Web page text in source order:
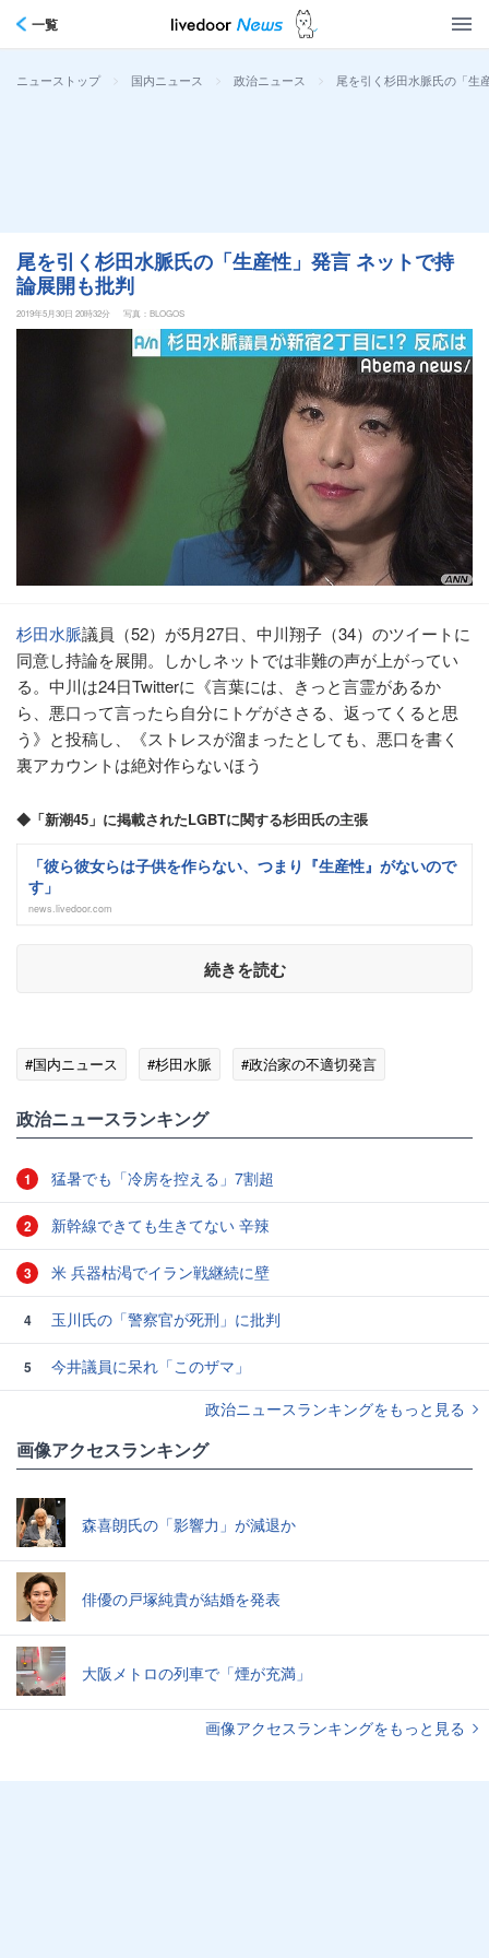
一覧
ニューストップ > 国内ニュース > 政治ニュース > 尾を引く杉田水脈氏の「生
尾を引く杉田水脈氏の「生産性」発言 ネットで持
論展開も批判
2019年5月30日 20時32分 写真：BLOGOS
杉田水脈議員（52）が5月27日、中川翔子（34）のツイートに
同意し持論を展開。しかしネットでは非難の声が上がってい
る。中川は24日Twitterに《言葉には、きっと言霊があるか
ら、悪口って言ったら自分にトゲがささる、返ってくると思
う》と投稿し、《ストレスが溜まったとしても、悪口を書く
裏アカウントは絶対作らないほう
◆「新潮45」に掲載されたLGBTに関する杉田氏の主張
「彼ら彼女らは子供を作らない、つまり『生産性』がないので
す」
news.livedoor.com
続きを読む
#国内ニュース #杉田水脈 #政治家の不適切発言
政治ニュースランキング
1 猛暑でも「冷房を控える」7割超
2 新幹線できても生きてない 辛辣
3 米 兵器枯渇でイラン戦継続に壁
4 玉川氏の「警察官が死刑」に批判
5
今井議員に呆れ「このザマ」
政治ニュースランキングをもっと見る
画像アクセスランキング
森喜朗氏の「影響力」が減退か
俳優の戸塚純貴が結婚を発表
大阪メトロの列車で「煙が充満」
画像アクセスランキングをもっと見る